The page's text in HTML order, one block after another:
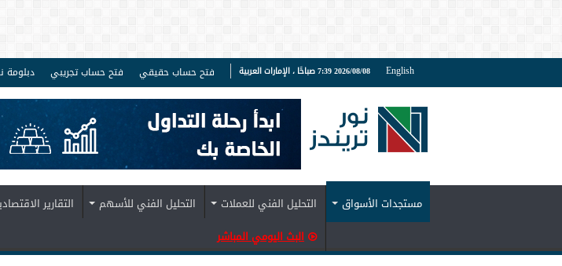
English 2026/08/08 7:39 صباحًا ، الإمارات العربية فتح حساب حقيقي فتح حساب تجريبي دبلومة
مستجدات الأسواق التحليل الفني للعملات التحليل الفني للأسهم التقارير
البث اليومي المباشر